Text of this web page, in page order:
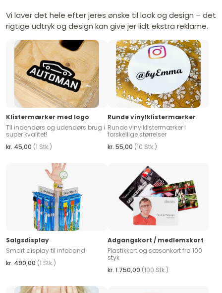
Vi laver det hele efter jeres ønske til look og design – det
rigtige udtryk og design kan give jer lidt ekstra reklame.
Klistermærker med logo
Til indendørs og udendørs brug i
super kvalitet!
kr. 45,00 (1 Stk.)
Runde vinylklistermærker
Runde vinylklistermærker i
forskellige størrelser
kr. 55,00 (10 Stk.)
Salgsdisplay
Smart display til infoband
kr. 490,00 (1 Stk.)
Adgangskort / medlemskort
Plastikkort og sæsonkort fra 100
styk
kr. 1.750,00 (100 Stk.)